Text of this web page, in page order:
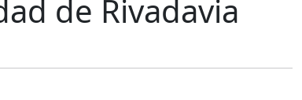
de Rivadavia